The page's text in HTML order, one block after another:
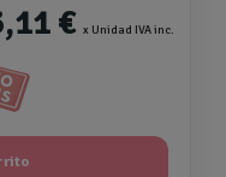
€ x Unidad IVA inc.